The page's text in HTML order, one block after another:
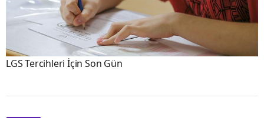
LGS Tercihleri İçin Son Gün